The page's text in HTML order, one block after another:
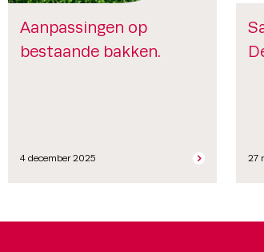
Aanpassingen op
bestaande bakken.
4 december 2025 27